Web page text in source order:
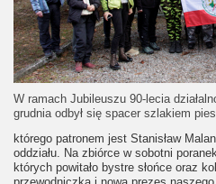
W ramach Jubileuszu 90-lecia
grudnia odbył się spacer szlakiem
którego patronem jest Stanisław
oddziału. Na zbiórce w sobotni
których powitało bystre słońce oraz